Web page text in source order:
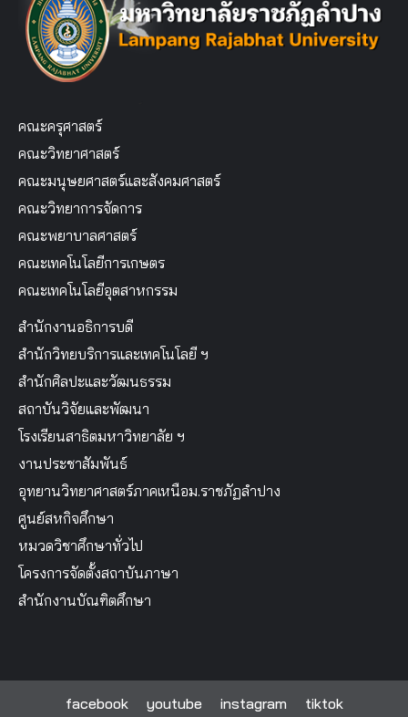
คณะครุศาสตร์
คณะวิทยาศาสตร์
คณะมนุษยศาสตร์และสังคมศาสตร์
คณะวิทยาการจัดการ
คณะพยาบาลศาสตร์
คณะเทคโนโลยีการเกษตร
คณะเทคโนโลยีอุตสาหกรรม
สำนักงานอธิการบดี
สำนักวิทยบริการและเทคโนโลยี ฯ
สำนักศิลปะและวัฒนธรรม
สถาบันวิจัยและพัฒนา
โรงเรียนสาธิตมหาวิทยาลัย ฯ
งานประชาสัมพันธ์
อุทยานวิทยาศาสตร์ภาคเหนือม.ราชภัฏลำปาง
ศูนย์สหกิจศึกษา
หมวดวิชาศึกษาทั่วไป
โครงการจัดตั้งสถาบันภาษา
สำนักงานบัณฑิตศึกษา
facebook youtube instagram tiktok